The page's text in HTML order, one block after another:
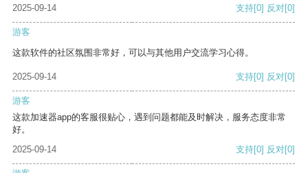
2025-09-14
支持[0] 反对[0]
游客
这款软件的社区氛围非常好，可以与其他用户交流学习心得。
2025-09-14 支持[0] 反对[0]
游客
这款加速器app的客服很贴心，遇到问题都能及时解决，服务态度非常
好。
2025-09-14
支持[0] 反对[0]